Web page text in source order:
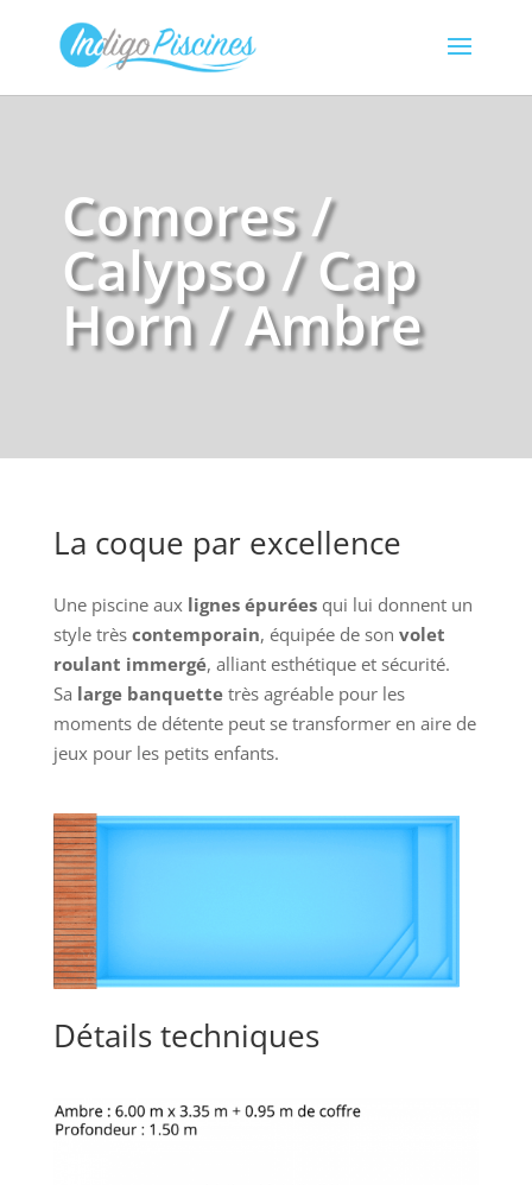
Comores /
Calypso / Cap
Horn / Ambre
La coque par excellence
Une piscine aux lignes épuréesqui lui donnent un
style très contemporain, équipée de son volet
roulant immergé, alliant esthétique et sécurité.
Sa large banquettetrès agréable pour les
moments de détente peut se transformer en aire de
jeux pour les petits enfants.
Détails techniques